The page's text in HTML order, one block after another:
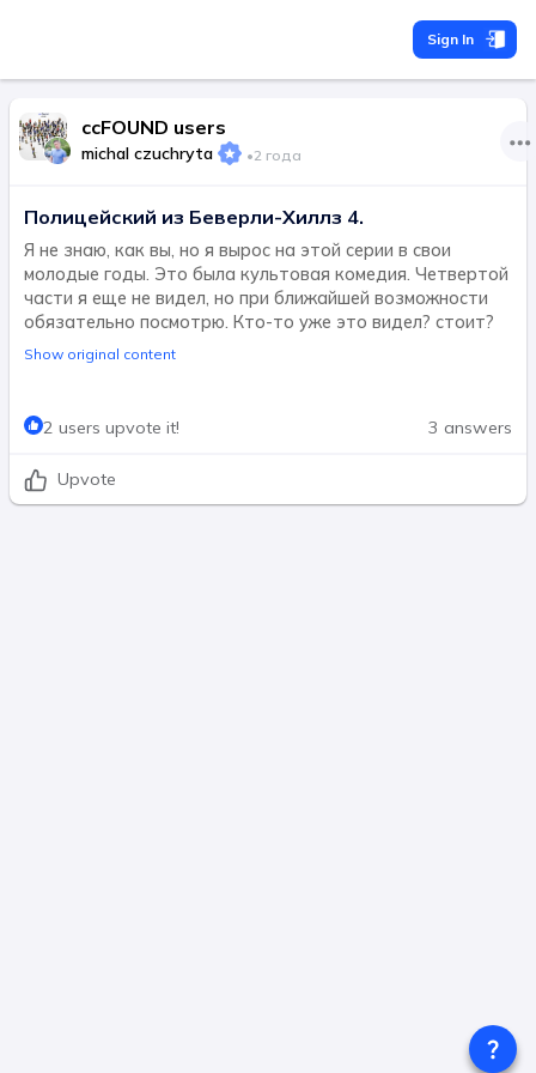
Sign In
ccFOUND users
michal czuchryta •2 года
Полицейский из Беверли-Хиллз 4.
Я не знаю, как вы, но я вырос на этой серии в свои
молодые годы. Это была культовая комедия. Четвертой
части я еще не видел, но при ближайшей возможности
обязательно посмотрю. Кто-то уже это видел? стоит?
Show original content
2 users upvote it! 3 answers
Upvote